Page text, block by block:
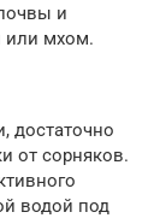
и
или мхом.
достаточно
от сорняков.
водой под